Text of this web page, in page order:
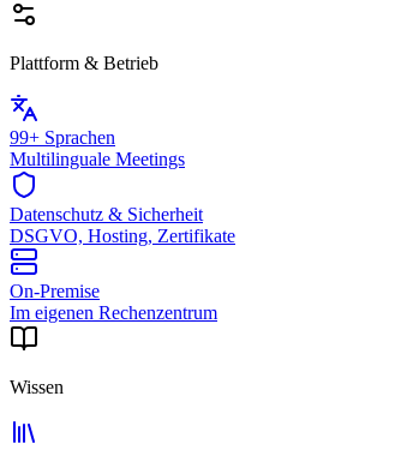
Plattform & Betrieb
99+ Sprachen
Multilinguale Meetings
Datenschutz & Sicherheit
DSGVO, Hosting, Zertifikate
On-Premise
Im eigenen Rechenzentrum
Wissen